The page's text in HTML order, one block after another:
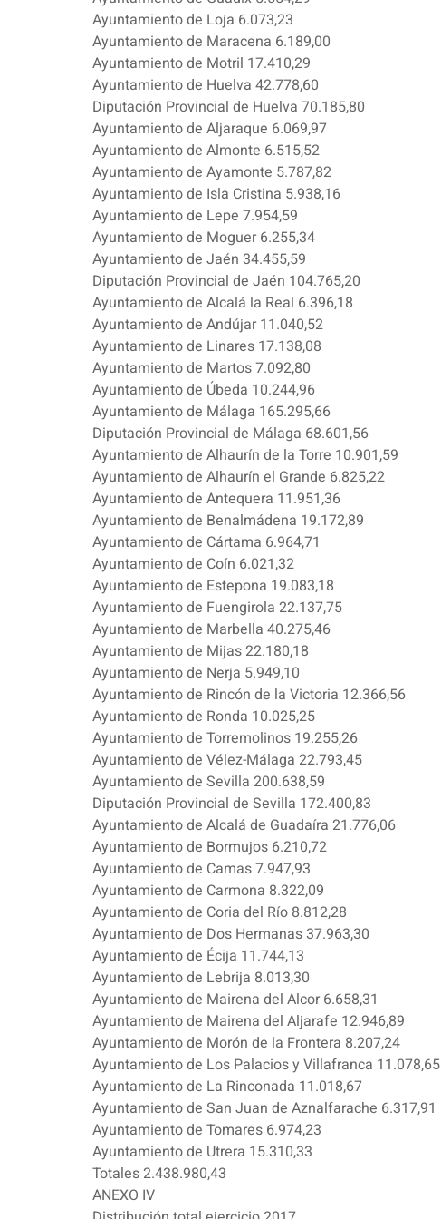
Ayuntamiento de Loja 6.073,23
Ayuntamiento de Maracena 6.189,00
Ayuntamiento de Motril 17.410,29
Ayuntamiento de Huelva 42.778,60
Diputación Provincial de Huelva 70.185,80
Ayuntamiento de Aljaraque 6.069,97
Ayuntamiento de Almonte 6.515,52
Ayuntamiento de Ayamonte 5.787,82
Ayuntamiento de Isla Cristina 5.938,16
Ayuntamiento de Lepe 7.954,59
Ayuntamiento de Moguer 6.255,34
Ayuntamiento de Jaén 34.455,59
Diputación Provincial de Jaén 104.765,20
Ayuntamiento de Alcalá la Real 6.396,18
Ayuntamiento de Andújar 11.040,52
Ayuntamiento de Linares 17.138,08
Ayuntamiento de Martos 7.092,80
Ayuntamiento de Úbeda 10.244,96
Ayuntamiento de Málaga 165.295,66
Diputación Provincial de Málaga 68.601,56
Ayuntamiento de Alhaurín de la Torre 10.901,59
Ayuntamiento de Alhaurín el Grande 6.825,22
Ayuntamiento de Antequera 11.951,36
Ayuntamiento de Benalmádena 19.172,89
Ayuntamiento de Cártama 6.964,71
Ayuntamiento de Coín 6.021,32
Ayuntamiento de Estepona 19.083,18
Ayuntamiento de Fuengirola 22.137,75
Ayuntamiento de Marbella 40.275,46
Ayuntamiento de Mijas 22.180,18
Ayuntamiento de Nerja 5.949,10
Ayuntamiento de Rincón de la Victoria 12.366,56
Ayuntamiento de Ronda 10.025,25
Ayuntamiento de Torremolinos 19.255,26
Ayuntamiento de Vélez-Málaga 22.793,45
Ayuntamiento de Sevilla 200.638,59
Diputación Provincial de Sevilla 172.400,83
Ayuntamiento de Alcalá de Guadaíra 21.776,06
Ayuntamiento de Bormujos 6.210,72
Ayuntamiento de Camas 7.947,93
Ayuntamiento de Carmona 8.322,09
Ayuntamiento de Coria del Río 8.812,28
Ayuntamiento de Dos Hermanas 37.963,30
Ayuntamiento de Écija 11.744,13
Ayuntamiento de Lebrija 8.013,30
Ayuntamiento de Mairena del Alcor 6.658,31
Ayuntamiento de Mairena del Aljarafe 12.946,89
Ayuntamiento de Morón de la Frontera 8.207,24
Ayuntamiento de Los Palacios y Villafranca 11.078,65
Ayuntamiento de La Rinconada 11.018,67
Ayuntamiento de San Juan de Aznalfarache 6.317,91
Ayuntamiento de Tomares 6.974,23
Ayuntamiento de Utrera 15.310,33
Totales 2.438.980,43
ANEXO IV